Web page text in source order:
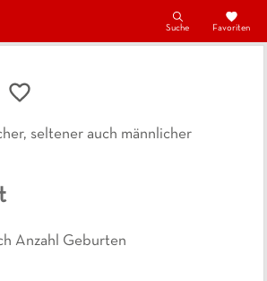
Suche Favoriten
seltener auch männlicher
Anzahl Geburten